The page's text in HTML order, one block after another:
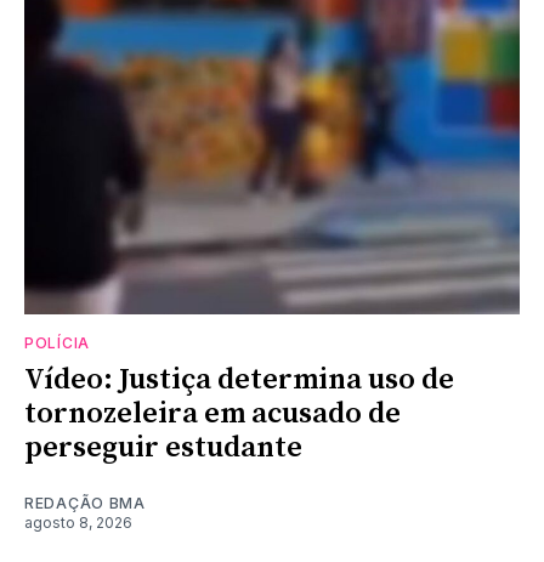
POLÍCIA
Vídeo: Justiça determina uso de
tornozeleira em acusado de
perseguir estudante
REDAÇÃO BMA
agosto 8, 2026